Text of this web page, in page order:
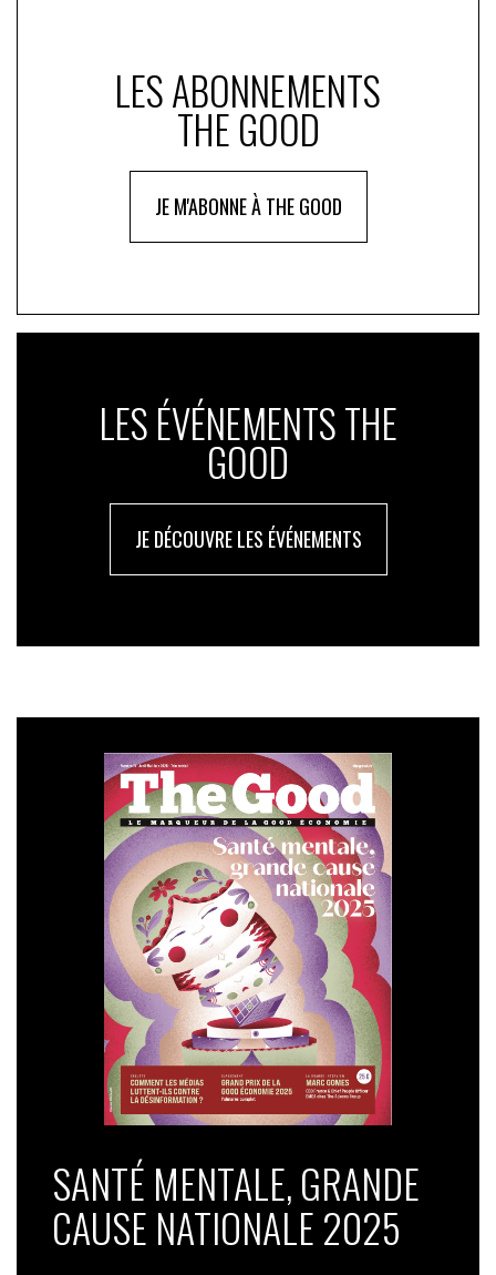
LES ABONNEMENTS
THE GOOD
JE M'ABONNE À THE GOOD
LES ÉVÉNEMENTS THE
GOOD
JE DÉCOUVRE LES ÉVÉNEMENTS
SANTÉ MENTALE, GRANDE
CAUSE NATIONALE 2025